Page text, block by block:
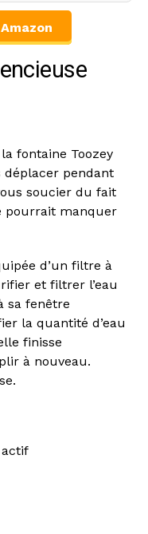
fontaine Toozey
déplacer pendant
soucier du fait
pourrait manquer
d’un filtre à
et filtrer l’eau
sa fenêtre
la quantité d’eau
finisse
à nouveau.
actif